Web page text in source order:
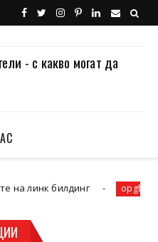
- с какво могат да
билдинг opgbg